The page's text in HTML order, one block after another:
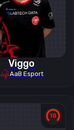
Viggo
AaB Esport